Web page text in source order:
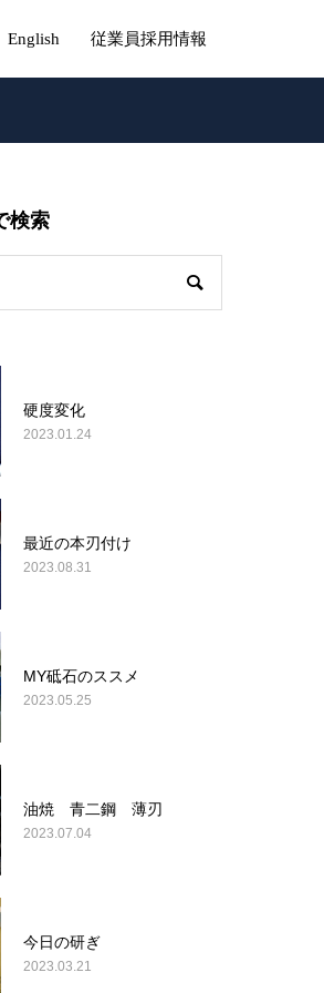
English 従業員採用情報
検索
硬度変化
2023.01.24
最近の本刃付け
2023.08.31
MY砥石のススメ
2023.05.25
油焼 青二鋼 薄刃
2023.07.04
今日の研ぎ
2023.03.21